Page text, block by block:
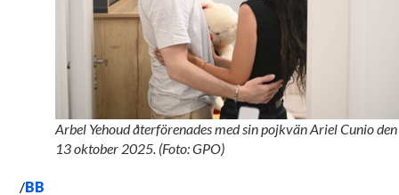
Arbel Yehoud återförenades med sin pojkvän Ariel Cunio den
13 oktober 2025. (Foto: GPO)
/BB